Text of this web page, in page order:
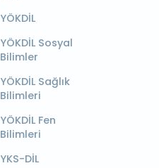
YÖKDİL
YÖKDİL Sosyal
Bilimler
YÖKDİL Sağlık
Bilimleri
YÖKDİL Fen
Bilimleri
YKS-DİL